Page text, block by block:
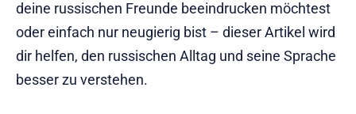
deine russischen Freunde beeindrucken möchtest
oder einfach nur neugierig bist – dieser Artikel wird
dir helfen, den russischen Alltag und seine Sprache
besser zu verstehen.